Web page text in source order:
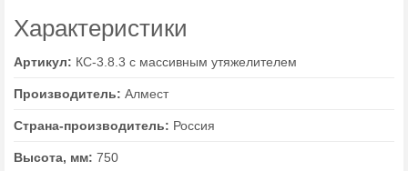
Характеристики
Артикул: КС-3.8.3 с массивным утяжелителем
Производитель: Алмест
Страна-производитель: Россия
Высота, мм: 750